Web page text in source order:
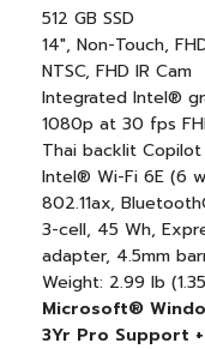
512 GB SSD
14″, Non-Touch,
NTSC, FHD IR Cam
Integrated Intel®
1080p at 30 fps
Thai backlit
Intel® Wi-Fi 6E (6
802.11ax,
3-cell, 45 Wh,
adapter, 4.5mm
Weight: 2.99 lb
Microsoft®
3Yr Pro Support